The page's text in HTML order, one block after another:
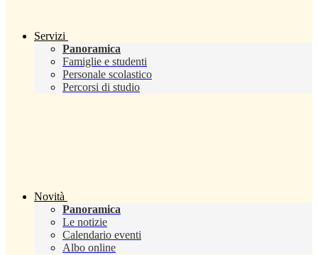
Servizi
Panoramica
Famiglie e studenti
Personale scolastico
Percorsi di studio
Novità
Panoramica
Le notizie
Calendario eventi
Albo online